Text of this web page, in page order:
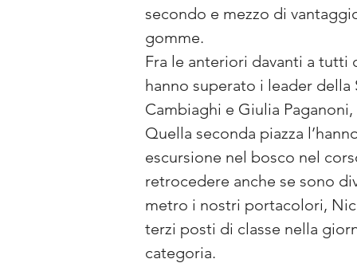
secondo e mezzo di
gomme.
Fra le anteriori davanti a tutti
hanno superato i leader della
Cambiaghi e Giulia
Quella seconda piazza
escursione nel bosco nel
retrocedere anche se sono
metro i nostri portacolori,
terzi posti di classe nella
categoria.